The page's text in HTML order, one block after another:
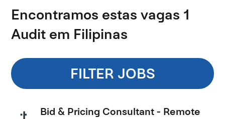
Encontramos estas vagas 1
Audit em Filipinas
FILTER JOBS
Bid & Pricing Consultant - Remote